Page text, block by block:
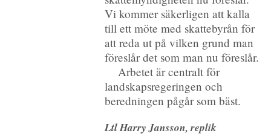
Vi kommer säkerligen att kalla
till ett möte med skattebyrån för
att reda ut på vilken grund man
föreslår det som man nu föreslår.
Arbetet är centralt för
landskapsregeringen och
beredningen pågår som bäst.
Ltl Harry Jansson, replik